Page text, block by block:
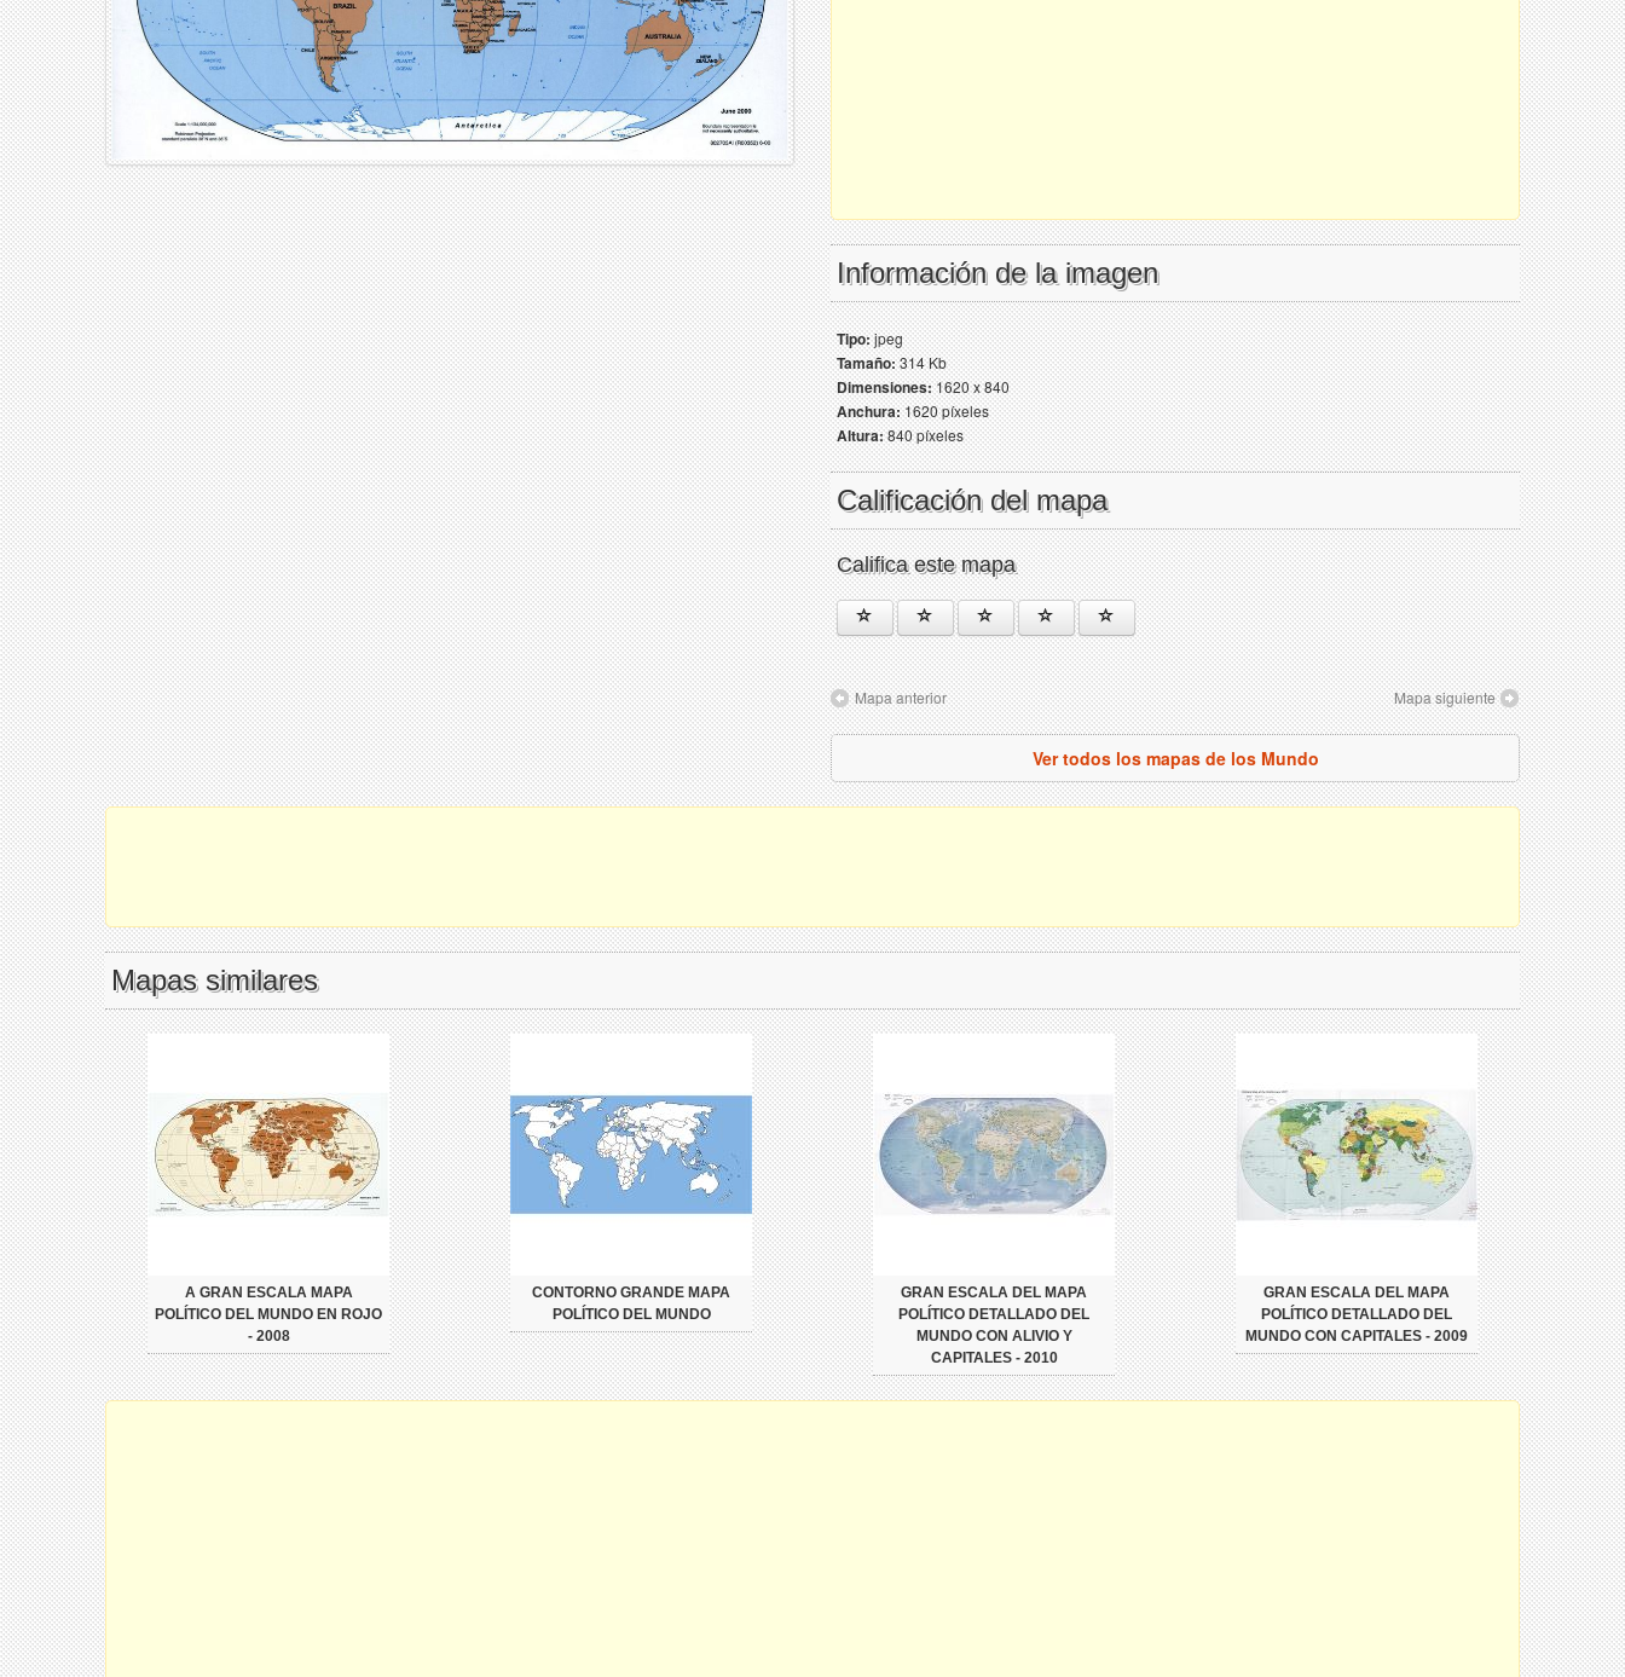
Información de la imagen
Tipo:jpeg
Tamaño:314 Kb
Dimensiones:1620 x 840
Anchura:1620 píxeles
Altura:840 píxeles
Calificación del mapa
Califica este mapa
Mapa anterior Mapa siguiente
Ver todos los mapas de los Mundo
Mapas similares
A GRAN ESCALA MAPA
POLÍTICO DEL MUNDO EN ROJO
- 2008
CONTORNO GRANDE MAPA
POLÍTICO DEL MUNDO
GRAN ESCALA DEL MAPA
POLÍTICO DETALLADO DEL
MUNDO CON ALIVIO Y
CAPITALES - 2010
GRAN ESCALA DEL MAPA
POLÍTICO DETALLADO DEL
MUNDO CON CAPITALES - 2009